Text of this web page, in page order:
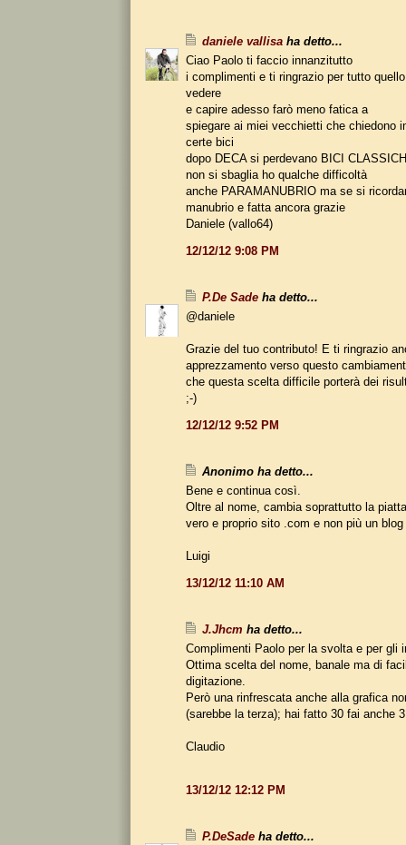
daniele vallisa ha detto...
Ciao Paolo ti faccio innanzitutto
i complimenti e ti ringrazio per tutto
vedere
e capire adesso farò meno fatica a
spiegare ai miei vecchietti che chiedono
certe bici
dopo DECA si perdevano BICI
non si sbaglia ho qualche difficoltà
anche PARAMANUBRIO ma se si
manubrio e fatta ancora grazie
Daniele (vallo64)
12/12/12 9:08 PM
P.De Sade ha detto...
@daniele
Grazie del tuo contributo! E ti ringrazio
apprezzamento verso questo
che questa scelta difficile porterà dei
;-)
12/12/12 9:52 PM
Anonimo ha detto...
Bene e continua così.
Oltre al nome, cambia soprattutto la
vero e proprio sito .com e non più un blog
Luigi
13/12/12 11:10 AM
J.Jhcm ha detto...
Complimenti Paolo per la svolta e per gli
Ottima scelta del nome, banale ma di
digitazione.
Però una rinfrescata anche alla grafica
(sarebbe la terza); hai fatto 30 fai anche
Claudio
13/12/12 12:12 PM
P.DeSade ha detto...